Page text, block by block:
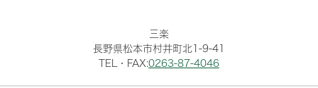
三楽
長野県松本市村井町北1-9-41
TEL・FAX:0263-87-4046